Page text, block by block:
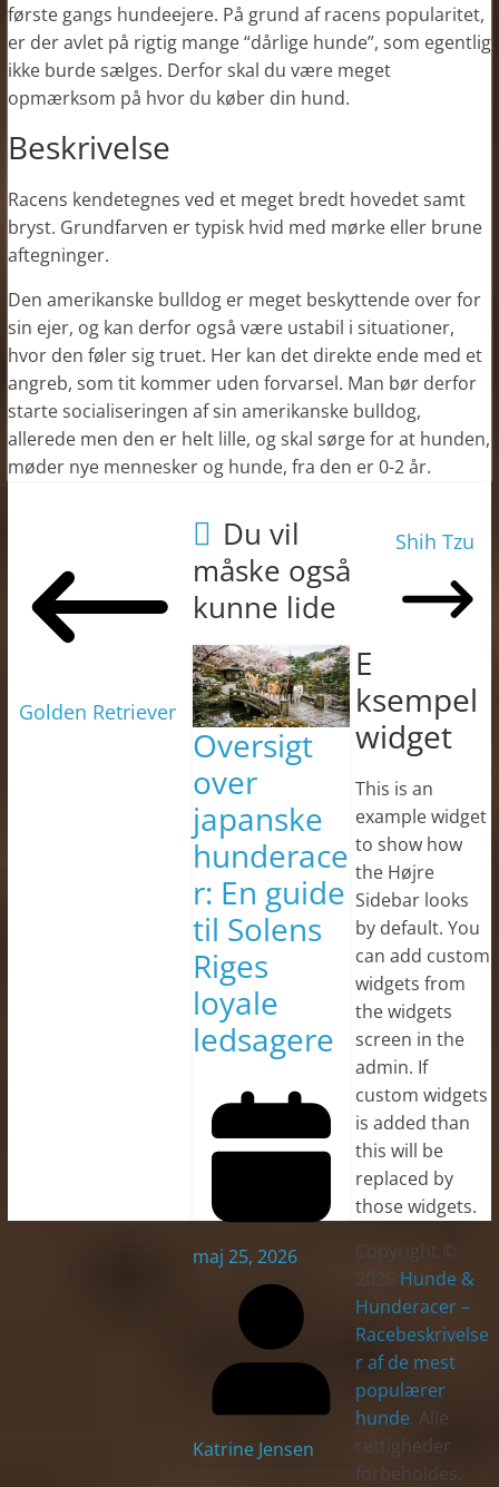
første gangs hundeejere. På grund af racens popularitet,
er der avlet på rigtig mange “dårlige hunde”, som egentlig
ikke burde sælges. Derfor skal du være meget
opmærksom på hvor du køber din hund.
Beskrivelse
Racens kendetegnes ved et meget bredt hovedet samt
bryst. Grundfarven er typisk hvid med mørke eller brune
aftegninger.
Den amerikanske bulldog er meget beskyttende over for
sin ejer, og kan derfor også være ustabil i situationer,
hvor den føler sig truet. Her kan det direkte ende med et
angreb, som tit kommer uden forvarsel. Man bør derfor
starte socialiseringen af sin amerikanske bulldog,
allerede men den er helt lille, og skal sørge for at hunden,
møder nye mennesker og hunde, fra den er 0-2 år.
Golden Retriever
Shih Tzu
Du vil
måske også
kunne lide
Oversigt
over
japanske
hunderace
r: En guide
til Solens
Riges
loyale
ledsagere
maj 25, 2026
Katrine Jensen
E
ksempel
widget
This is an
example widget
to show how
the Højre
Sidebar looks
by default. You
can add custom
widgets from
the widgets
screen in the
admin. If
custom widgets
is added than
this will be
replaced by
those widgets.
Copyright ©
2026 Hunde &
Hunderacer –
Racebeskrivelse
r af de mest
populærer
hunde. Alle
rettigheder
forbeholdes.